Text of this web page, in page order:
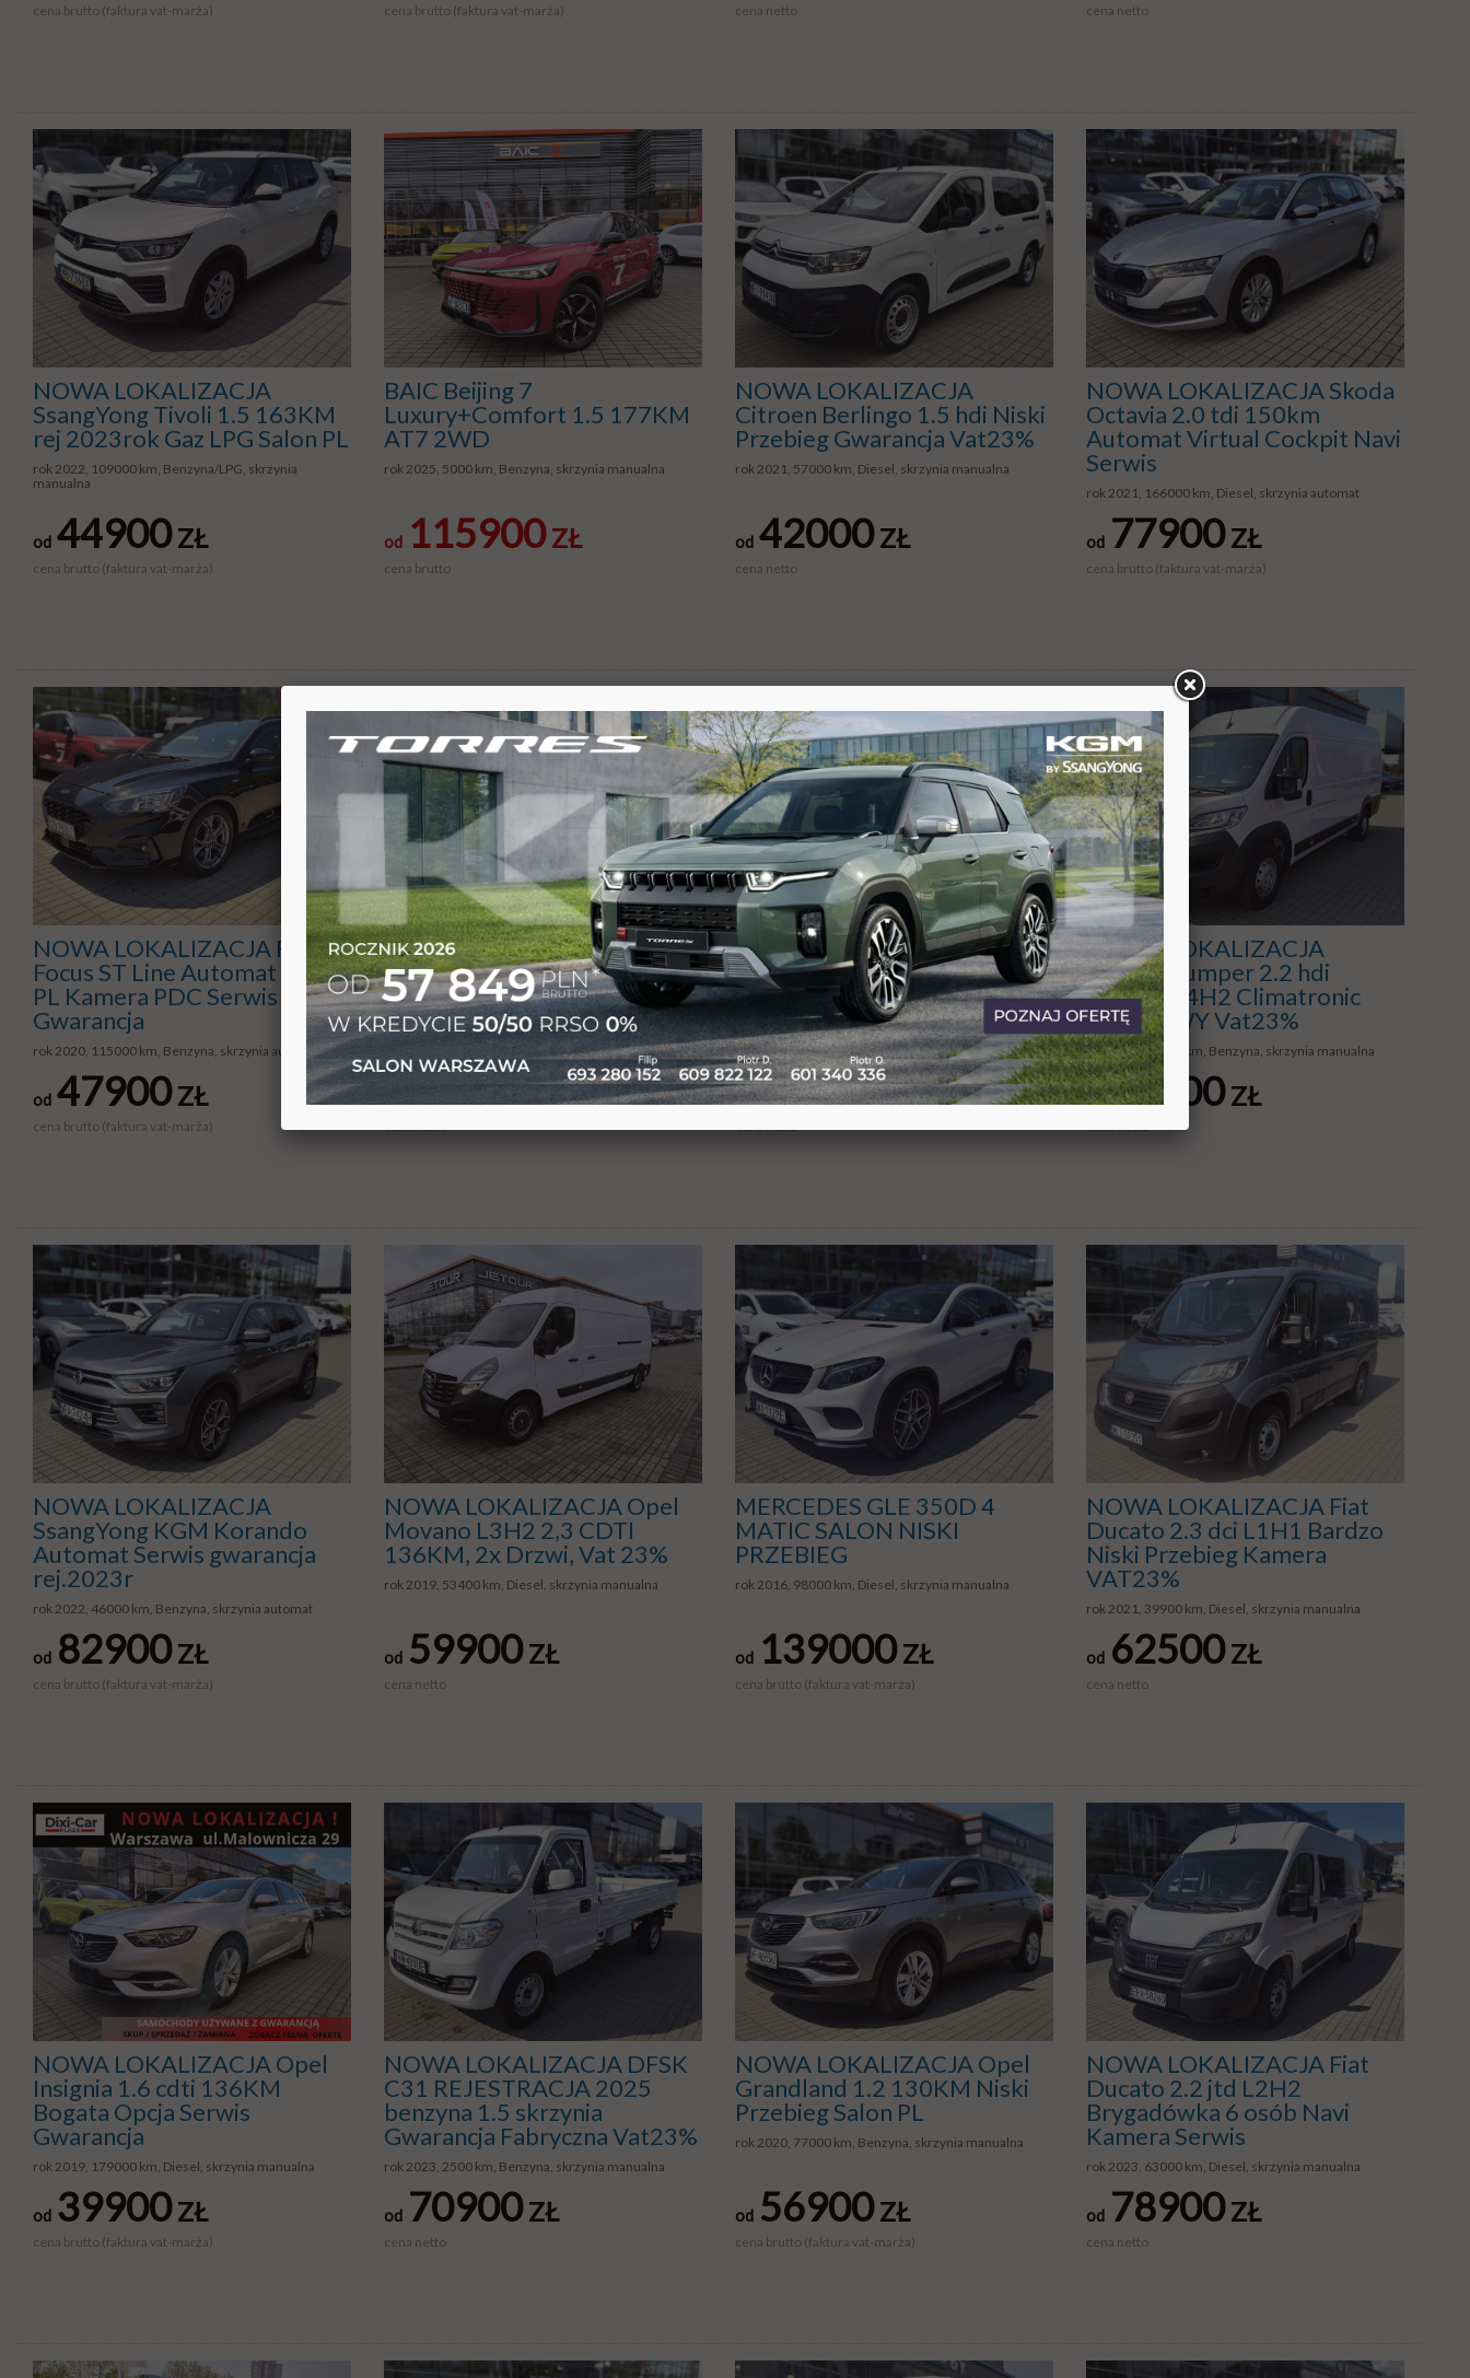
cena brutto (faktura vat-marża) cena brutto (faktura vat-marża) cena netto cena netto
NOWA LOKALIZACJA
SsangYong Tivoli 1.5 163KM
rej 2023rok Gaz LPG Salon PL
rok 2022, 109000 km, Benzyna/LPG, skrzynia
manualna
od 44900ZŁ
cena brutto (faktura vat-marża)
BAIC Beijing 7
Luxury+Comfort 1.5 177KM
AT7 2WD
rok 2025, 5000 km, Benzyna, skrzynia manualna
od 115900ZŁ
cena brutto
NOWA LOKALIZACJA
Citroen Berlingo 1.5 hdi Niski
Przebieg Gwarancja Vat23%
rok 2021, 57000 km, Diesel, skrzynia manualna
od 42000ZŁ
cena netto
NOWA LOKALIZACJA Skoda
Octavia 2.0 tdi 150km
Automat Virtual Cockpit Navi
Serwis
rok 2021, 166000 km, Diesel, skrzynia automat
od 77900ZŁ
cena brutto (faktura vat-marża)
NOWA LOKALIZACJA Ford
Focus ST Line Automat Navi
PL Kamera PDC Serwis
Gwarancja
rok 2020, 115000 km, Benzyna, skrzynia automat
od 47900ZŁ
cena brutto (faktura vat-marża)
NOWA LOKALIZACJA Ford
Transit L4H3 2,0 cdti 130KM
Navi Kamera Gwarancja
vat23%
rok 2022, 90000 km, Diesel, skrzynia manualna
87900 ZŁ
NOWA LOKALIZACJA
Citroen Berlingo 1.5 HDI
102KM XL 2xdrzwi Gwarancja
Vat23%
rok 2022, 52000 km, Diesel, skrzynia manualna
od 47900ZŁ
NOWA LOKALIZACJA
Citroen Jumper 2.2 hdi
165KM L4H2 Climatronic
JAK NOWY Vat23%
rok 2024, 16000 km, Benzyna, skrzynia manualna
od 83900ZŁ
NOWA LOKALIZACJA
SsangYong KGM Korando
Automat Serwis gwarancja
rej.2023r
rok 2022, 46000 km, Benzyna, skrzynia automat
od 82900ZŁ
cena brutto (faktura vat-marża)
NOWA LOKALIZACJA Opel
Movano L3H2 2,3 CDTI
136KM, 2x Drzwi, Vat 23%
rok 2019, 53400 km, Diesel, skrzynia manualna
od 59900ZŁ
cena netto
MERCEDES GLE 350D 4
MATIC SALON NISKI
PRZEBIEG
rok 2016, 98000 km, Diesel, skrzynia manualna
od 139000ZŁ
cena brutto (faktura vat-marża)
NOWA LOKALIZACJA Fiat
Ducato 2.3 dci L1H1 Bardzo
Niski Przebieg Kamera
VAT23%
rok 2021, 39900 km, Diesel, skrzynia manualna
od 62500ZŁ
cena netto
NOWA LOKALIZACJA Opel
Insignia 1.6 cdti 136KM
Bogata Opcja Serwis
Gwarancja
rok 2019, 179000 km, Diesel, skrzynia manualna
od 39900ZŁ
cena brutto (faktura vat-marża)
NOWA LOKALIZACJA DFSK
C31 REJESTRACJA 2025
benzyna 1.5 skrzynia
Gwarancja Fabryczna Vat23%
rok 2023, 2500 km, Benzyna, skrzynia manualna
od 70900ZŁ
cena netto
NOWA LOKALIZACJA Opel
Grandland 1.2 130KM Niski
Przebieg Salon PL
rok 2020, 77000 km, Benzyna, skrzynia manualna
od 56900ZŁ
cena brutto (faktura vat-marża)
NOWA LOKALIZACJA Fiat
Ducato 2.2 jtd L2H2
Brygadówka 6 osób Navi
Kamera Serwis
rok 2023, 63000 km, Diesel, skrzynia manualna
od 78900ZŁ
cena netto